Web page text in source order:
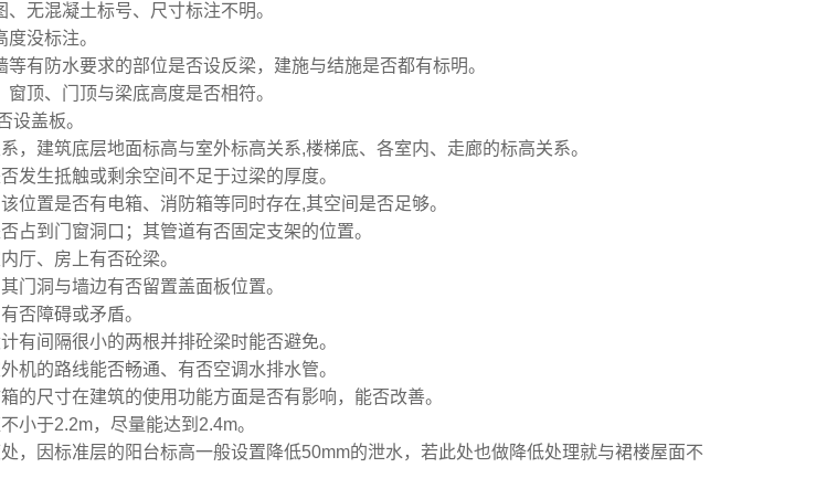
无混凝土标号、尺寸标注不明。
没标注。
有防水要求的部位是否设反梁，建施与结施是否都有标明。
顶、门顶与梁底高度是否相符。
设盖板。
，建筑底层地面标高与室外标高关系,楼梯底、各室内、走廊的标高关系。
发生抵触或剩余空间不足于过梁的厚度。
位置是否有电箱、消防箱等同时存在,其空间是否足够。
占到门窗洞口；其管道有否固定支架的位置。
厅、房上有否砼梁。
门洞与墙边有否留置盖面板位置。
否障碍或矛盾。
有间隔很小的两根并排砼梁时能否避免。
机的路线能否畅通、有否空调水排水管。
的尺寸在建筑的使用功能方面是否有影响，能否改善。
小于2.2m，尽量能达到2.4m。
，因标准层的阳台标高一般设置降低50mm的泄水，若此处也做降低处理就与裙楼屋面不